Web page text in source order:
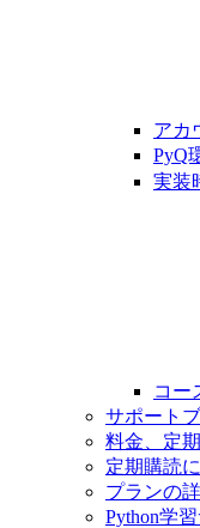
アカ
PyQ
実装
コー
サポート
料金、定
定期購読
プランの
Python学